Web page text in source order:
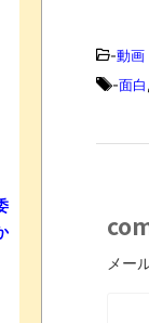
-動画
-面白,
メー